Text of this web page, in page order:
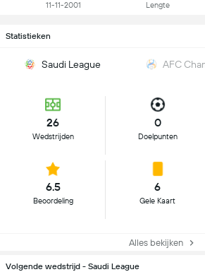
11-11-2001 Lengte
Statistieken
Saudi League AFC
26
Wedstrijden
0
Doelpunten
6.5
Beoordeling
6
Gele Kaart
Alles bekijken
Volgende wedstrijd - Saudi League